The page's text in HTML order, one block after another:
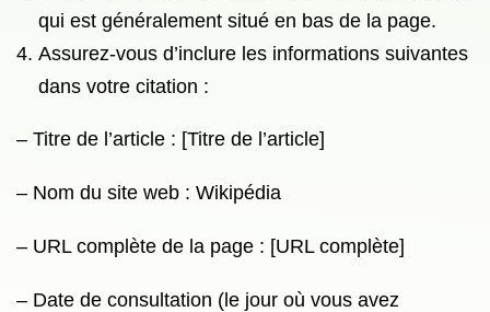
qui est généralement situé en bas de la page.
Assurez-vous d’inclure les informations suivantes
dans votre citation :
– Titre de l’article : [Titre de l’article]
– Nom du site web : Wikipédia
– URL complète de la page : [URL complète]
– Date de consultation (le jour où vous avez